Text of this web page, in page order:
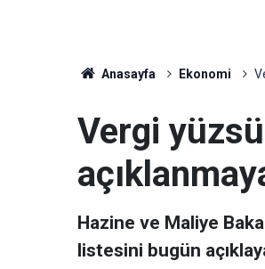
Anasayfa Ekonomi
Vergi
Hazine ve Maliye
listesini bugün